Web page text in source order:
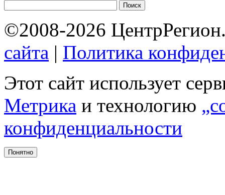
©2008-2026
сайта | Политика
Этот сайт использует
Метрика и технологию
конфиденциальности
Понятно